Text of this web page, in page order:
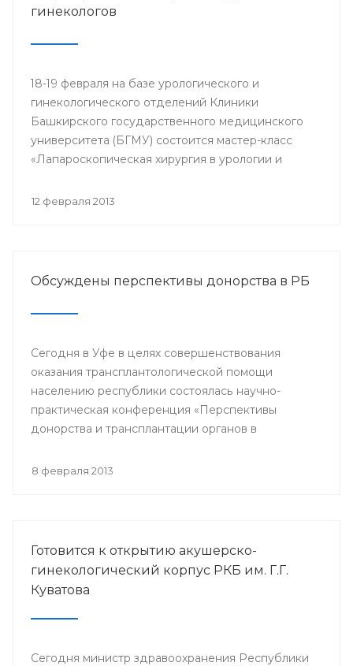
гинекологов
18-19 февраля на базе урологического и
гинекологического отделений Клиники
Башкирского государственного медицинского
университета (БГМУ) состоится мастер-класс
«Лапароскопическая хирургия в урологии и
врачи урологи, хирурги, онкологи республики, а
12 февраля 2013
Обсуждены перспективы донорства в РБ
Сегодня в Уфе в целях совершенствования
оказания трансплантологической помощи
населению республики состоялась научно-
практическая конференция «Перспективы
донорства и трансплантации органов в
8 февраля 2013
Готовится к открытию акушерско-
гинекологический корпус РКБ им. Г.Г.
Куватова
Сегодня министр здравоохранения Республики